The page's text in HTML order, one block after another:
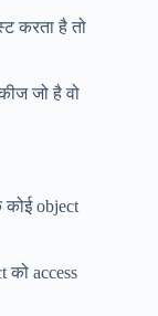
करता है तो
जो है वो
object
को access